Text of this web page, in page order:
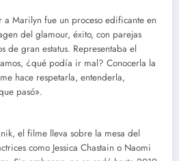
Marilyn fue un proceso edificante en
del glamour, éxito, con parejas
de gran estatus. Representaba el
¿qué podía ir mal? Conocerla la
hace respetarla, entenderla,
pasó».
el filme lleva sobre la mesa del
como Jessica Chastain o Naomi